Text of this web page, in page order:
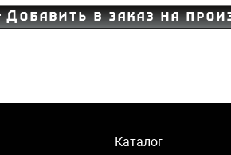
Добавить в заказ на
Каталог